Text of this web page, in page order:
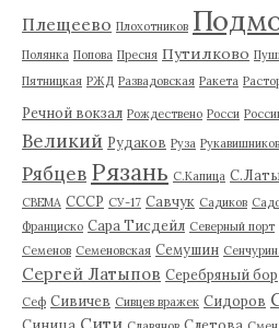
Плещеево Плохотников
Полянка Попова Пресня Путилково
Пятницкая РЖД Развадовская Ракета
Речной вокзал Рождествено Росси
Великий Рудаков Руза Рукавишников
Рябцев Рязань С.Капица
СВЕМА СССР СУ-17 Савчук Садиков
Франциско Сара Тисдейл Северный порт
Семенов Семеновская Семушин
Сергей Латыпов Серебряный бор
Сеф Сивичев Сивцев вражек Сидоров